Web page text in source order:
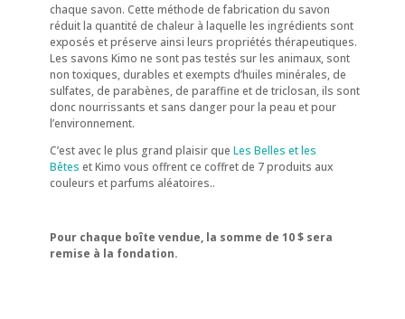
chaque savon. Cette méthode de fabrication du savon
réduit la quantité de chaleur à laquelle les ingrédients sont
exposés et préserve ainsi leurs propriétés thérapeutiques.
Les savons Kimo ne sont pas testés sur les animaux, sont
non toxiques, durables et exempts d’huiles minérales, de
sulfates, de parabènes, de paraffine et de triclosan, ils sont
donc nourrissants et sans danger pour la peau et pour
l’environnement.
C’est avec le plus grand plaisir que Les Belles et les
Bêtes et Kimo vous offrent ce coffret de 7 produits aux
couleurs et parfums aléatoires..
Pour chaque boîte vendue, la somme de 10 $ sera
remise à la fondation.